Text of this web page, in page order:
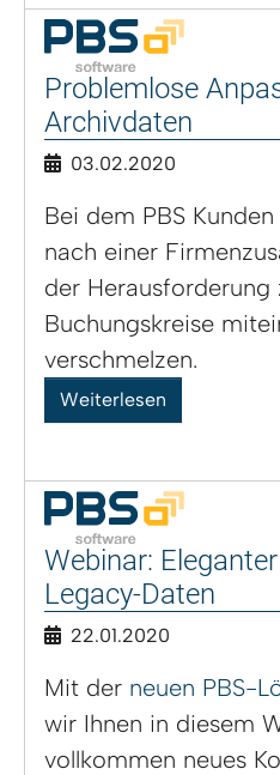
Problemlose
Archivdaten
03.02.2020
Bei dem PBS
nach einer
der Herausforderung
Buchungskreise
verschmelzen.
Weiterlesen
Webinar:
Legacy-Daten
22.01.2020
Mit der neuen PBS-
wir Ihnen in diesem
vollkommen neues